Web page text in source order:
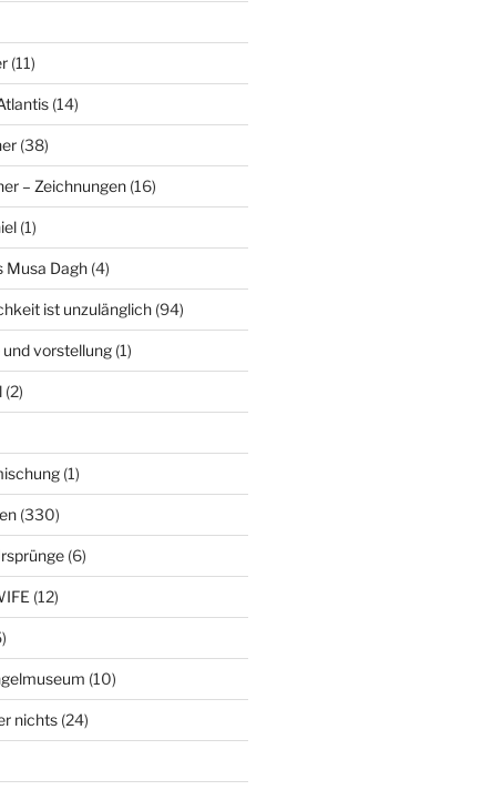
(11)
(14)
(38)
– Zeichnungen(16)
(1)
Musa Dagh(4)
ist unzulänglich(94)
vorstellung(1)
(2)
(1)
(330)
(6)
(12)
(10)
nichts(24)